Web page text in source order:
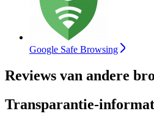
Google Safe Browsing
Reviews van andere
Transparantie-